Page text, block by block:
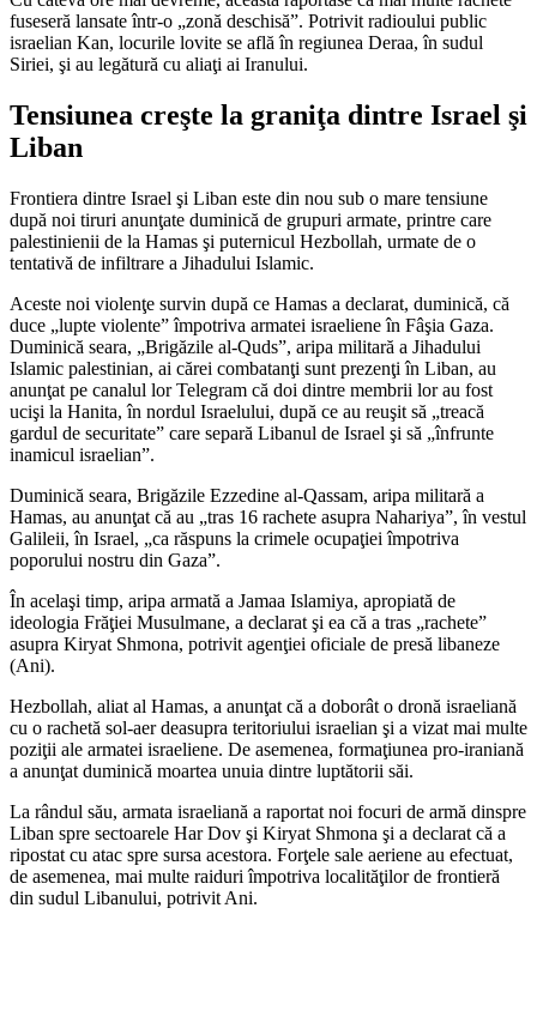
fuseseră lansate într-o „zonă deschisă”. Potrivit radioului public
israelian Kan, locurile lovite se află în regiunea Deraa, în sudul
Siriei, şi au legătură cu aliaţi ai Iranului.
Tensiunea creşte la graniţa dintre Israel şi
Liban
Frontiera dintre Israel şi Liban este din nou sub o mare tensiune
după noi tiruri anunţate duminică de grupuri armate, printre care
palestinienii de la Hamas şi puternicul Hezbollah, urmate de o
tentativă de infiltrare a Jihadului Islamic.
Aceste noi violenţe survin după ce Hamas a declarat, duminică, că
duce „lupte violente” împotriva armatei israeliene în Fâşia Gaza.
Duminică seara, „Brigăzile al-Quds”, aripa militară a Jihadului
Islamic palestinian, ai cărei combatanţi sunt prezenţi în Liban, au
anunţat pe canalul lor Telegram că doi dintre membrii lor au fost
ucişi la Hanita, în nordul Israelului, după ce au reuşit să „treacă
gardul de securitate” care separă Libanul de Israel şi să „înfrunte
inamicul israelian”.
Duminică seara, Brigăzile Ezzedine al-Qassam, aripa militară a
Hamas, au anunţat că au „tras 16 rachete asupra Nahariya”, în vestul
Galileii, în Israel, „ca răspuns la crimele ocupaţiei împotriva
poporului nostru din Gaza”.
În acelaşi timp, aripa armată a Jamaa Islamiya, apropiată de
ideologia Frăţiei Musulmane, a declarat şi ea că a tras „rachete”
asupra Kiryat Shmona, potrivit agenţiei oficiale de presă libaneze
(Ani).
Hezbollah, aliat al Hamas, a anunţat că a doborât o dronă israeliană
cu o rachetă sol-aer deasupra teritoriului israelian şi a vizat mai multe
poziţii ale armatei israeliene. De asemenea, formaţiunea pro-iraniană
a anunţat duminică moartea unuia dintre luptătorii săi.
La rândul său, armata israeliană a raportat noi focuri de armă dinspre
Liban spre sectoarele Har Dov şi Kiryat Shmona şi a declarat că a
ripostat cu atac spre sursa acestora. Forţele sale aeriene au efectuat,
de asemenea, mai multe raiduri împotriva localităţilor de frontieră
din sudul Libanului, potrivit Ani.